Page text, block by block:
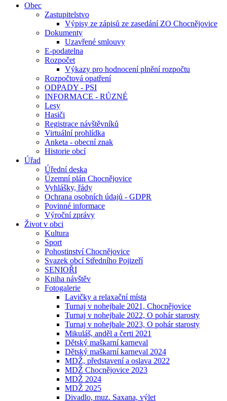
Obec
Zastupitelstvo
Výpisy ze zápisů ze zasedání ZO Chocnějovice
Dokumenty
Uzavřené smlouvy
E-podatelna
Rozpočet
Výkazy pro hodnocení plnění rozpočtu
Rozpočtová opatření
ODPADY - PSI
INFORMACE - RŮZNÉ
Lesy
Hasiči
Registrace návštěvníků
Virtuální prohlídka
Anketa - obecní znak
Historie obcí
Úřad
Úřední deska
Územní plán Chocnějovice
Vyhlášky, řády
Ochrana osobních údajů - GDPR
Povinné informace
Výroční zprávy
Život v obci
Kultura
Sport
Pohostinství Chocnějovice
Svazek obcí Středního Pojizeří
SENIOŘI
Kniha návštěv
Fotogalerie
Lavičky a relaxační místa
Turnaj v nohejbale 2021, Chocnějovice
Turnaj v nohejbale 2022, O pohár starosty
Turnaj v nohejbale 2023, O pohár starosty
Mikuláš, anděl a čerti 2021
Dětský maškarní karneval
Dětský maškarní karneval 2024
MDŽ, představení a oslava 2022
MDŽ Chocnějovice 2023
MDŽ 2024
MDŽ 2025
Divadlo, muz. Saxana, výlet